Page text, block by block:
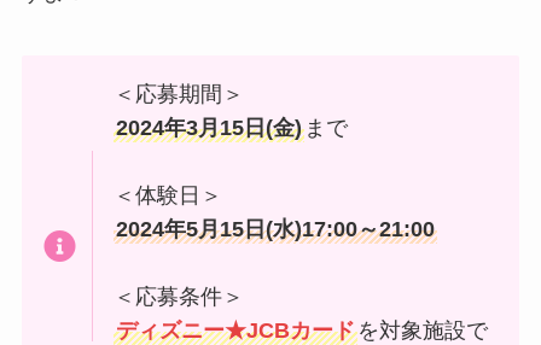
＜応募期間＞
2024年3月15日(金) まで
＜体験日＞
2024年5月15日(水)17:00～21:00
＜応募条件＞
ディズニー★JCBカードを対象施設で